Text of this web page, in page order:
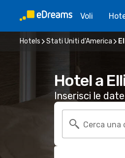
Voli
Hotels Stati Uniti d'America
Hotel a
Inserisci le
Cerca una